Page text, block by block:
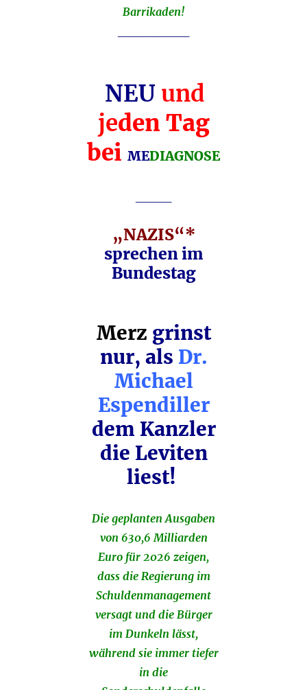
Barrikaden!
NEU und
jeden Tag
bei MEDIAGNOSE
„NAZIS“*
sprechen im
Bundestag
Merz grinst
nur, als Dr.
Michael
Espendiller
dem Kanzler
die Leviten
liest!
Die geplanten Ausgaben
von 630,6 Milliarden
Euro für 2026 zeigen,
dass die Regierung im
Schuldenmanagement
versagt und die Bürger
im Dunkeln lässt,
während sie immer tiefer
in die